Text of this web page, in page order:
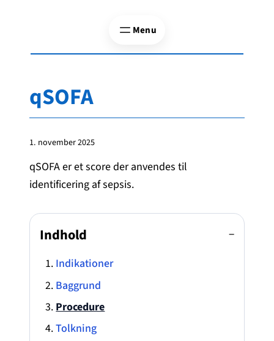
qSOFA
1. november 2025
qSOFA er et score der anvendes til
identificering af sepsis.
Indhold −
Indikationer
Baggrund
Procedure
Tolkning